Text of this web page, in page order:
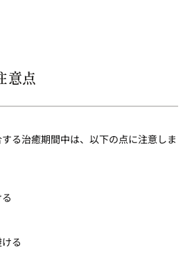
意点
る治癒期間中は、以下の点に注意しま
る